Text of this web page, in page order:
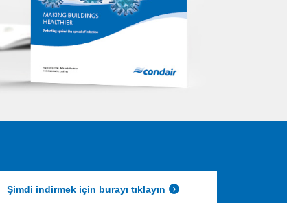
Şimdi indirmek için burayı tıklayın